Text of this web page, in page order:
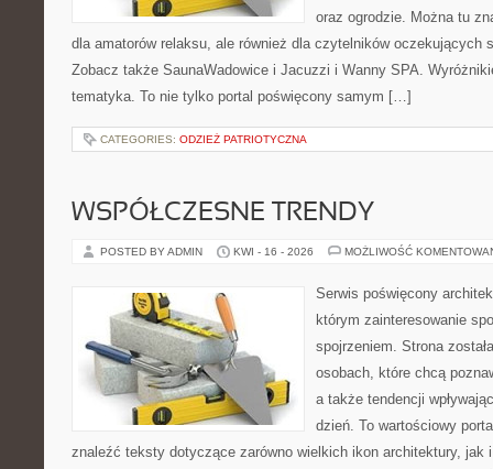
oraz ogrodzie. Można tu
dla amatorów relaksu, ale również dla czytelników oczekujących
Zobacz także SaunaWadowice i Jacuzzi i Wanny SPA.
tematyka. To nie tylko portal poświęcony samym […]
CATEGORIES: ODZIEŻ PATRIOTYCZNA
WSPÓŁCZESNE TRENDY
POSTED BY ADMIN KWI - 16 - 2026 MOŻLIWOŚĆ
Serwis poświęcony
którym zainteresowanie
spojrzeniem. Strona
osobach, które chcą
a także tendencji
dzień. To wartościowy
znaleźć teksty dotyczące zarówno wielkich ikon architektury, jak